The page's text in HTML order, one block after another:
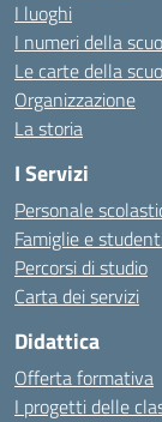
I luoghi
I numeri della
Le carte della
Organizzazione
La storia
I Servizi
Personale
Famiglie e studenti
Percorsi di studio
Carta dei servizi
Didattica
Offerta formativa
I progetti delle